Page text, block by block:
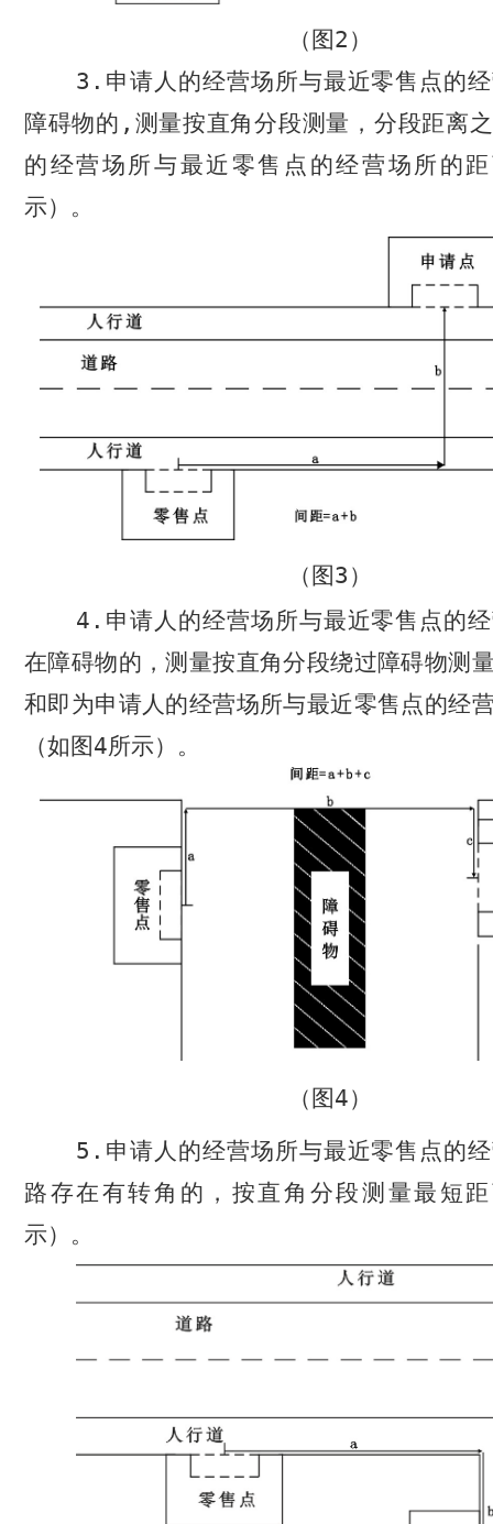
（图2 ）
3. 申请人的经营场所与最近零售点的
障碍物的 , 测量按直角分段测量，分段距离
的经营场所与最近零售点的经营场所的
示）。
（图3 ）
4. 申请人的经营场所与最近零售点的
在障碍物的，测量按直角分段绕过障碍物测
和即为申请人的经营场所与最近零售点的经
（如图4所示）。
（图4）
5. 申请人的经营场所与最近零售点的
路存在有转角的，按直角分段测量最短
示）。